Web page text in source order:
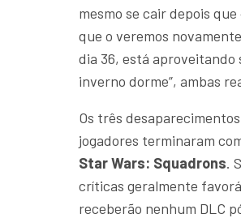
mesmo se cair depois
que o veremos
dia 36, ​​está aproveitando
inverno dorme”, ambas
Os três
jogadores terminaram
Star Wars: Squadrons.
críticas geralmente
receberão nenhum DLC